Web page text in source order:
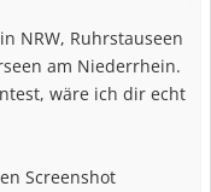
NRW, Ruhrstauseen
am Niederrhein.
wäre ich dir echt
Screenshot